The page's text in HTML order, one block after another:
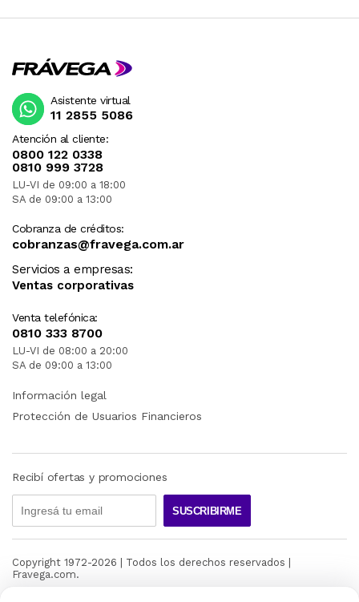
Atención al cliente:
0800 122 0338
0810 999 3728
LU-VI de 09:00 a 18:00
SA de 09:00 a 13:00
Cobranza de créditos:
cobranzas@fravega.com.ar
Servicios a empresas:
Ventas corporativas
Venta telefónica:
0810 333 8700
LU-VI de 08:00 a 20:00
SA de 09:00 a 13:00
Asistente virtual
11 2855 5086
Información legal
Protección de Usuarios Financieros
Recibí ofertas y promociones
SUSCRIBIRME
Copyright 1972-2026 | Todos los derechos reservados |
Fravega.com.